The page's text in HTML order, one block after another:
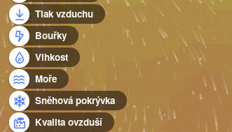
Tlak vzduchu
Bouřky
Vlhkost
Moře
Sněhová pokrývka
Kvalita ovzduší